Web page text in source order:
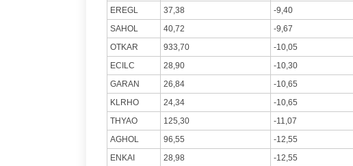
EREGL
37,38
-9,40
SAHOL
40,72
-9,67
OTKAR
933,70
-10,05
ECILC
28,90
-10,30
GARAN
26,84
-10,65
KLRHO
24,34
-10,65
THYAO
125,30
-11,07
AGHOL
96,55
-12,55
ENKAI
28,98
-12,55